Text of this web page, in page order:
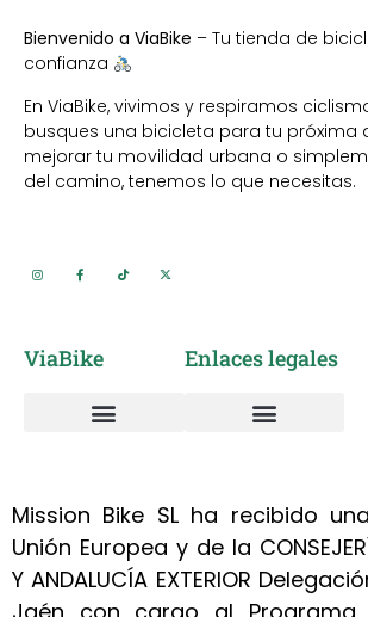
Bienvenido a ViaBike – Tu tienda de
confianza
En ViaBike, vivimos y respiramos
busques una bicicleta para tu próxima
mejorar tu movilidad urbana o
del camino, tenemos lo que necesitas.
ViaBike Enlaces legales
Mission Bike SL ha recibido
Unión Europea y de la
Y ANDALUCÍA EXTERIOR